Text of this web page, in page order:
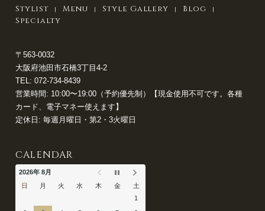
Stylist Menu Style Gallery
Blog
Specialty
〒563-0032
大阪府池田市石橋3丁目4-2
TEL: 072-734-8439
営業時間: 10:00〜19:00（予約優先制）【現金使用不可です。各種
カード、電子マネー使えます】
定休日: 毎週月曜日・第2・3火曜日
CALENDAR
2026年 8月
日
月 火 水 木 金
土
1